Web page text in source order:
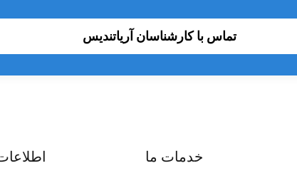
تماس با کارشناسان آریاتندیس
خدمات ما